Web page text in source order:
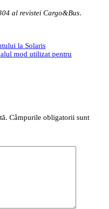
al revistei Cargo&Bus.
la Solaris
mod utilizat pentru
Câmpurile obligatorii sunt